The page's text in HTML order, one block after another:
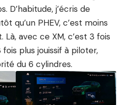
D’habitude, j’écris de
qu’un PHEV, c’est moins
avec ce XM, c’est 3 fois
plus jouissif à piloter,
du 6 cylindres.